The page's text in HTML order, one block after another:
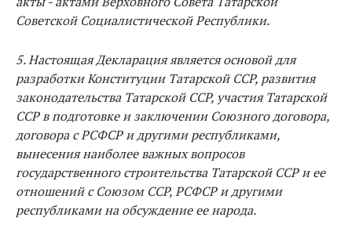
Советской Социалистической Республики.
5. Настоящая Декларация является основой для
разработки Конституции Татарской ССР, развития
законодательства Татарской ССР, участия Татарской
ССР в подготовке и заключении Союзного договора,
договора с РСФСР и другими республиками,
вынесения наиболее важных вопросов
государственного строительства Татарской ССР и ее
отношений с Союзом ССР, РСФСР и другими
республиками на обсуждение ее народа.